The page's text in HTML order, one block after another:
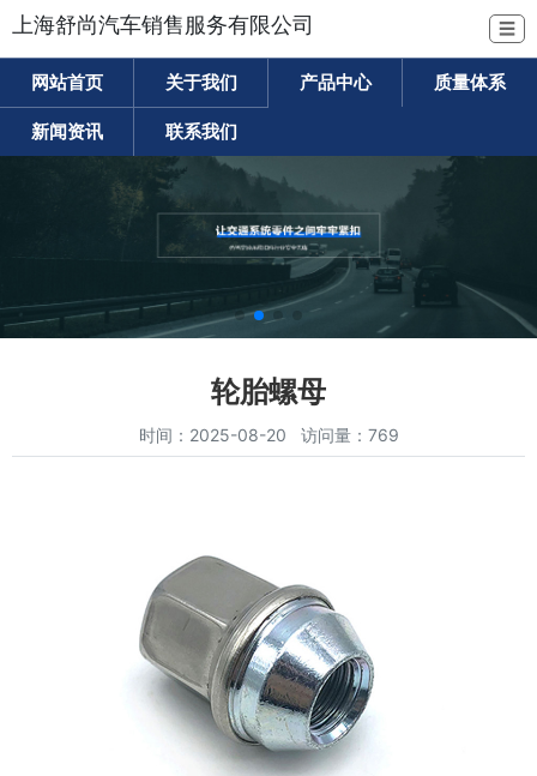
上海舒尚汽车销售服务有限公司 ☰
网站首页 关于我们 产品中心 质量体系
新闻资讯 联系我们
轮胎螺母
时间：2025-08-20 访问量：769